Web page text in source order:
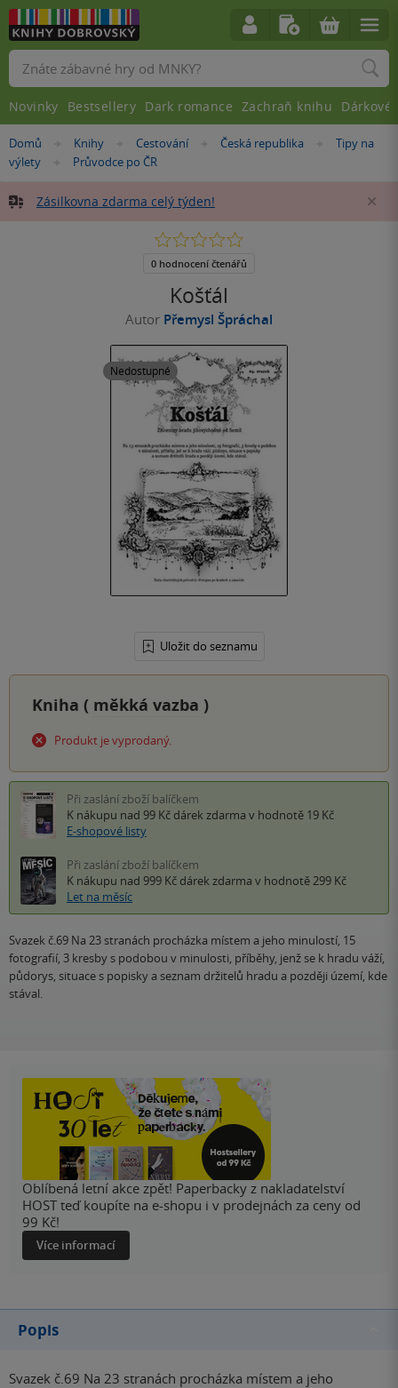
Nacházíte
se
Domů »Knihy »Cestování »
Česká republika »
Tipy na
výlety
»Průvodce po ČR
Zásilkovna zdarma celý týden!
Košťál
Autor Přemysl Špráchal
Nedostupné
Uložit do seznamu
0.0
5
0 hodnocení čtenářů
Kniha ( měkká vazba )
Produkt je vyprodaný.
Při zaslání zboží balíčkem
K nákupu nad 99 Kč dárek zdarma v hodnotě 19 Kč
E-shopové listy
Při zaslání zboží balíčkem
K nákupu nad 999 Kč dárek zdarma v hodnotě 299 Kč
Let na měsíc
Svazek č.69 Na 23 stranách procházka místem a jeho minulostí, 15
fotografií, 3 kresby s podobou v minulosti, příběhy, jenž se k hradu váží,
půdorys, situace s popisky a seznam držitelů hradu a později území, kde
stával.
Oblíbená letní akce zpět! Paperbacky z nakladatelství
HOST teď koupíte na e-shopu i v prodejnách za ceny od
99 Kč!
Více informací
Popis
Svazek č.69 Na 23 stranách procházka místem a jeho
Vyhledávání
Novinky Bestsellery Dark romance Zachraň knihu Dárkové